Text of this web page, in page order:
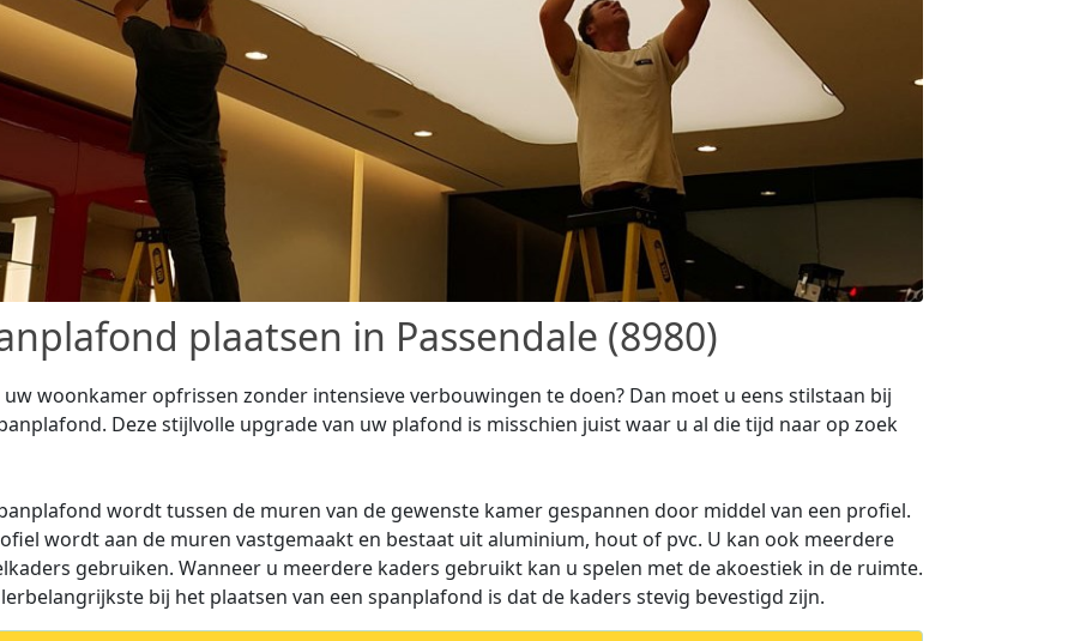
plaatsen in Passendale (8980)
woonkamer opfrissen zonder intensieve verbouwingen te doen? Dan moet u eens stilstaan bij
Deze stijlvolle upgrade van uw plafond is misschien juist waar u al die tijd naar op zoek
wordt tussen de muren van de gewenste kamer gespannen door middel van een profiel.
wordt aan de muren vastgemaakt en bestaat uit aluminium, hout of pvc. U kan ook meerdere
gebruiken. Wanneer u meerdere kaders gebruikt kan u spelen met de akoestiek in de ruimte.
bij het plaatsen van een spanplafond is dat de kaders stevig bevestigd zijn.